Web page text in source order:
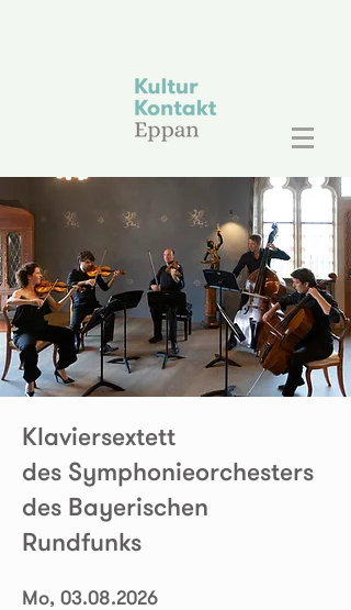
Klaviersextett
des Symphonieorchesters
des Bayerischen
Rundfunks
Mo, 03.08.2026